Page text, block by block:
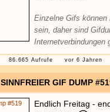
Einzelne Gifs können
sein, daher sind
Internetverbindungen
86.665 Aufrufe vor 6 Jahren
SINNFREIER GIF DUMP
Endlich Freitag -